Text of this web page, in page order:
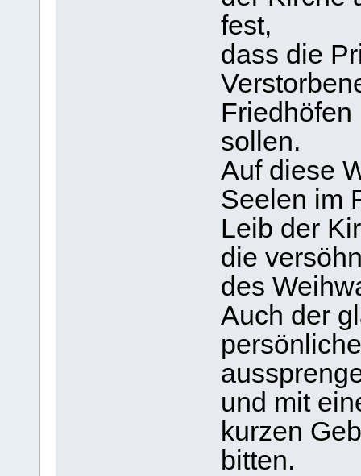
fest,
dass die
sollen.
Auf diese
Seelen im
Leib der
die
des
Auch der
und mit
kurzen
bitten.